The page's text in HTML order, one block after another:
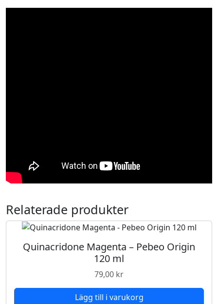
Relaterade produkter
Quinacridone Magenta – Pebeo Origin
120 ml
79,00 kr
Lägg till i varukorg